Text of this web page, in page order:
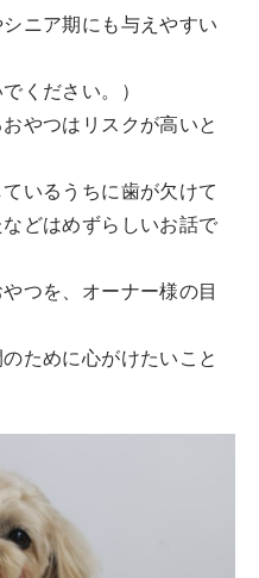
ニア期にも与えやすい
ください。）
やつはリスクが高いと
いるうちに歯が欠けて
どはめずらしいお話で
つを、オーナー様の目
ために心がけたいこと